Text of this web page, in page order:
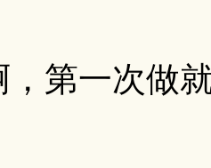
第一次做